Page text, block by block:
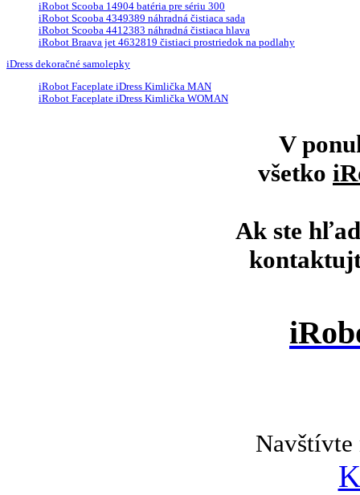
iRobot Scooba 14904 batéria pre sériu 300
iRobot Scooba 4349389 náhradná čistiaca sada
iRobot Scooba 4412383 náhradná čistiaca hlava
iRobot Braava jet 4632819 čistiaci prostriedok na podlahy
iDress dekoračné samolepky
iRobot Faceplate iDress Kimlička MAN
iRobot Faceplate iDress Kimlička WOMAN
V
všetko
Ak ste
Navštívte